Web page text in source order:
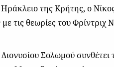
της Κρήτης, ο
τις θεωρίες του Φρίντριχ
Σολωμού συνθέτει